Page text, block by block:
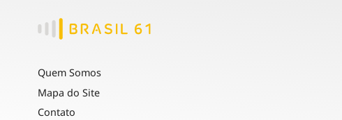
Quem Somos
Mapa do Site
Contato